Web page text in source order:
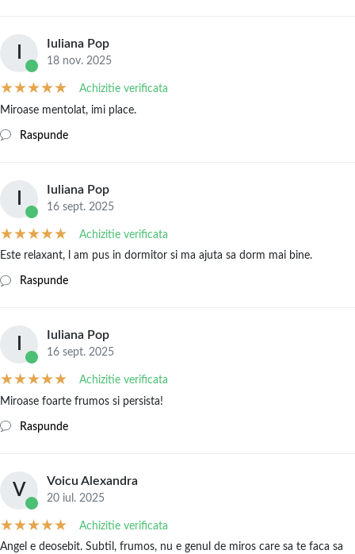
Iuliana Pop
18 nov. 2025
Achizitie verificata
Miroase mentolat, imi place.
Raspunde
Iuliana Pop
16 sept. 2025
Achizitie verificata
Este relaxant, l am pus in dormitor si ma ajuta sa dorm mai bine.
Raspunde
Iuliana Pop
16 sept. 2025
Achizitie verificata
Miroase foarte frumos si persista!
Raspunde
V Voicu Alexandra
20 iul. 2025
Achizitie verificata
Angel e deosebit. Subtil, frumos, nu e genul de miros care sa te faca sa